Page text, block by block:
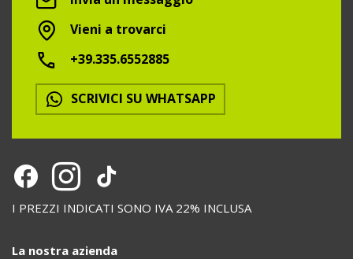
Vieni a trovarci
+39.335.6552885
SCRIVICI SU WHATSAPP
I PREZZI INDICATI SONO IVA 22% INCLUSA
La nostra azienda